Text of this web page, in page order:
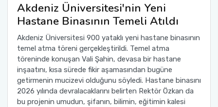
Akdeniz Üniversitesi'nin Yeni
Hastane Binasının Temeli Atıldı
Akdeniz Üniversitesi 900 yataklı yeni hastane binasının
temel atma töreni gerçekleştirildi. Temel atma
töreninde konuşan Vali Şahin, devasa bir hastane
inşaatını, kısa sürede fikir aşamasından bugüne
getirmenin mucizevi olduğunu söyledi. Hastane binasını
2026 yılında devralacaklarını belirten Rektör Özkan da
bu projenin umudun, şifanın, bilimin, eğitimin kalesi